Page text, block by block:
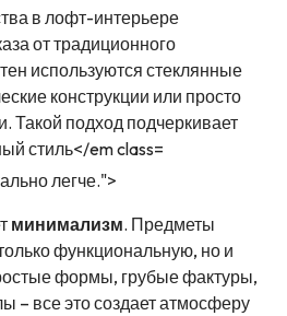
легче.">
минимализм. Предметы
функциональную, но и
формы, грубые фактуры,
– все это создает атмосферу